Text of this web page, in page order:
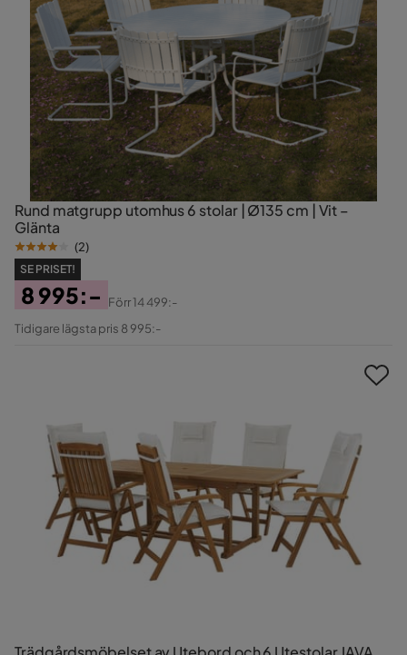
Rund matgrupp utomhus 6 stolar | Ø135 cm | Vit –
Glänta
(2)
SE PRISET!
Pris
8 995:-
Original
Förr14 499:-
Tidigare lägsta pris 8 995:-